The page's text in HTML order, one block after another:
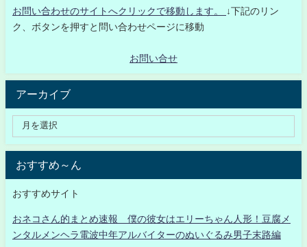
お問い合わせのサイトへクリックで移動します。
↓下記のリン
ク、ボタンを押すと問い合わせページに移動
お問い合せ
アーカイブ
おすすめ～ん
おすすめサイト
おネコさん的まとめ速報 僕の彼女はエリーちゃん人形！豆腐メ
ンタルメンヘラ電波中年アルバイターのぬいぐるみ男子末路編